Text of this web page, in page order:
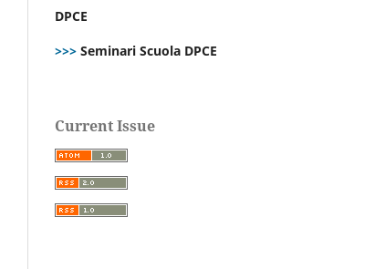
DPCE
>>> Seminari Scuola DPCE
Current Issue